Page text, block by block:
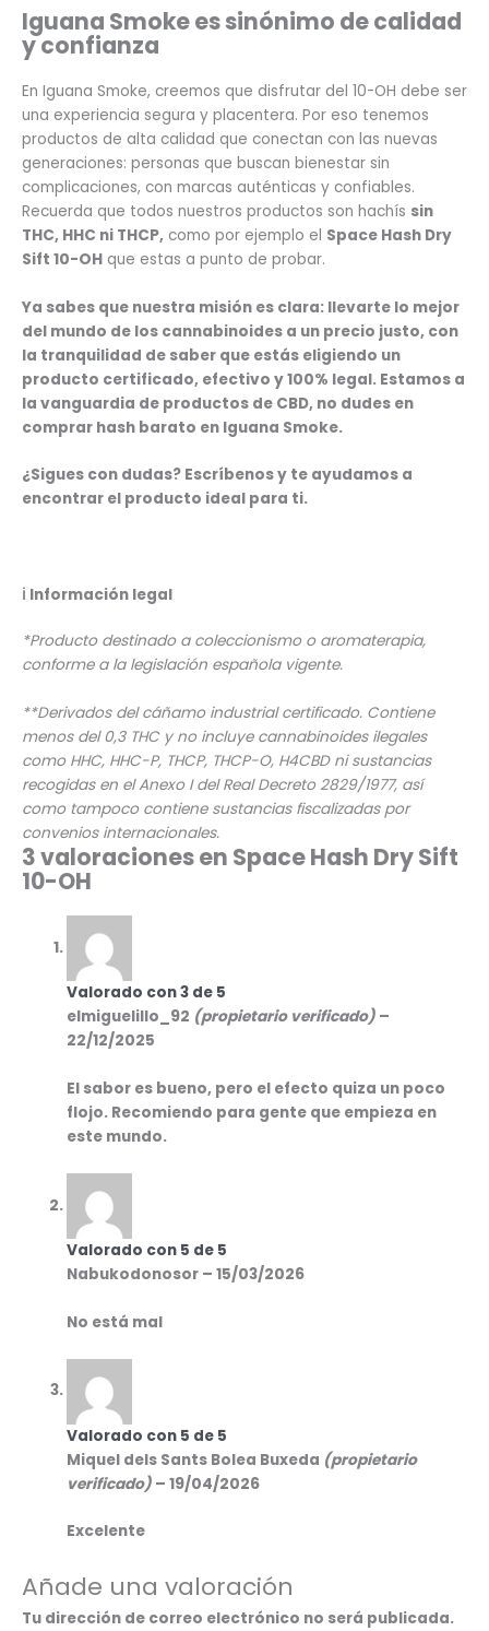
Iguana Smoke es sinónimo de calidad
y confianza
En Iguana Smoke, creemos que disfrutar del 10-OH debe ser
una experiencia segura y placentera. Por eso tenemos
productos de alta calidad que conectan con las nuevas
generaciones: personas que buscan bienestar sin
complicaciones, con marcas auténticas y confiables.
Recuerda que todos nuestros productos son hachís sin
THC, HHC ni THCP, como por ejemplo el Space Hash Dry
Sift 10-OH que estas a punto de probar.
Ya sabes que nuestra misión es clara: llevarte lo mejor
del mundo de los cannabinoides a un precio justo, con
la tranquilidad de saber que estás eligiendo un
producto certificado, efectivo y 100% legal. Estamos a
la vanguardia de productos de CBD, no dudes en
comprar hash barato en Iguana Smoke.
¿Sigues con dudas? Escríbenos y te ayudamos a
encontrar el producto ideal para ti.
ℹ️ Información legal
*Producto destinado a coleccionismo o aromaterapia,
conforme a la legislación española vigente.
**Derivados del cáñamo industrial certificado. Contiene
menos del 0,3 THC y no incluye cannabinoides ilegales
como HHC, HHC-P, THCP, THCP-O, H4CBD ni sustancias
recogidas en el Anexo I del Real Decreto 2829/1977, así
como tampoco contiene sustancias fiscalizadas por
convenios internacionales.
3 valoraciones en Space Hash Dry Sift
10-OH
Valorado con3 de 5
elmiguelillo_92 (propietario verificado) –
22/12/2025
El sabor es bueno, pero el efecto quiza un poco
flojo. Recomiendo para gente que empieza en
este mundo.
Valorado con 5 de 5
Nabukodonosor – 15/03/2026
No está mal
Valorado con 5 de 5
Miquel dels Sants Bolea Buxeda (propietario
verificado) – 19/04/2026
Excelente
Añade una valoración
Tu dirección de correo electrónico no será publicada.